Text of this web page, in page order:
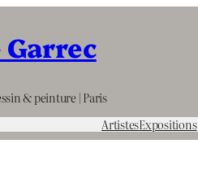
Garrec
& peinture | Paris
ArtistesExpositions